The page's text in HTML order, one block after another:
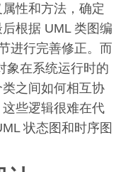
性和方法，确定
根据 UML 类图编
进行完善修正。而
象在系统运行时的
之间如何相互协
些逻辑很难在代
状态图和时序图